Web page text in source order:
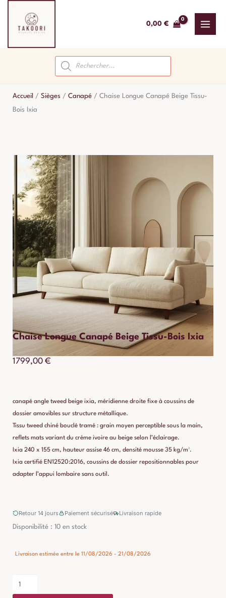
contenu
0,00 €
Recherche
de
produits
Accueil / Sièges / Canapé / Chaise Longue Canapé Beige Tissu-
Bois Ixia
Chaise Longue Canapé Beige Tissu-Bois Ixia
1799,00 €
canapé angle tweed beige ixia, méridienne droite fixe à coussins de
dossier amovibles sur structure métallique.
Tissu tweed chiné bouclé tramé : grain moyen perceptible sous la main,
reflets mats variant du crème ivoire au beige selon l’éclairage.
Ixia 240 x 155 cm, hauteur assise 46 cm, densité mousse 35 kg/m³.
Ixia certifié EN12520:2016, coussins de dossier repositionnables pour
adapter l’appui lombaire sans outil.
Retour 14 jours Paiement sécurisé Livraison rapide
Disponibilité : 10 en stock
Livraison estimée entre le 11/08/2026 - 21/08/2026
quantité
Chaise
Canapé
Beige